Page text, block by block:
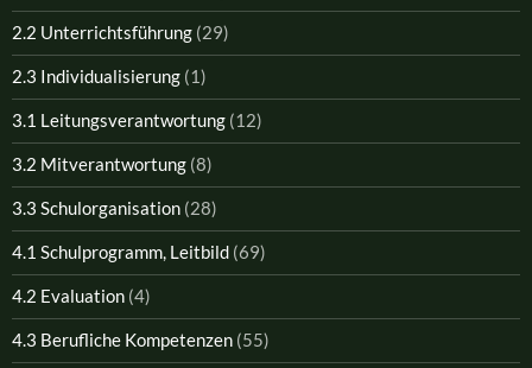
2.2 Unterrichtsführung (29)
2.3 Individualisierung (1)
3.1 Leitungsverantwortung (12)
3.2 Mitverantwortung (8)
3.3 Schulorganisation (28)
4.1 Schulprogramm, Leitbild (69)
4.2 Evaluation (4)
4.3 Berufliche Kompetenzen (55)